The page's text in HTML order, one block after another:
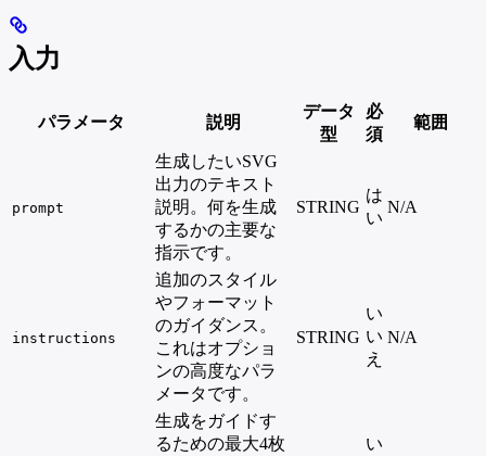
入力
パラメータ 説明
データ
型
必
須
範囲
prompt
生成したいSVG
出力のテキスト
説明。何を生成
するかの主要な
指示です。
STRING
は
い
N/A
instructions
追加のスタイル
やフォーマット
のガイダンス。
これはオプショ
ンの高度なパラ
メータです。
STRING
い
い
え
N/A
生成をガイドす
るための最大4枚
い